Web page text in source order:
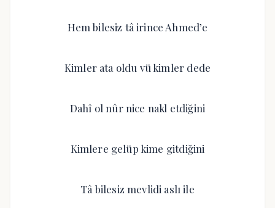
Hem bilesiz tâ irince Ahmed’e
Kimler ata oldu vü kimler dede
Dahî ol nûr nice nakl etdiğini
Kimlere gelüp kime gitdiğini
Tâ bilesiz mevlidi aslı ile